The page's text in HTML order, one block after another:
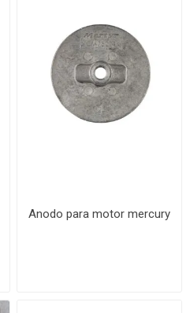
Anodo para motor mercury